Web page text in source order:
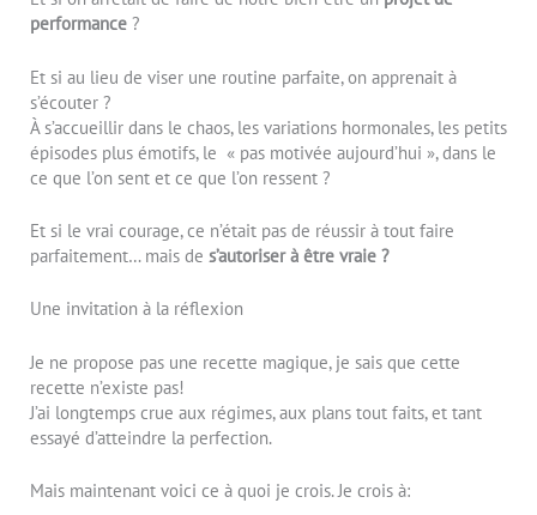
performance ?
Et si au lieu de viser une routine parfaite, on apprenait à
s’écouter ?
À s’accueillir dans le chaos, les variations hormonales, les petits
épisodes plus émotifs, le « pas motivée aujourd’hui », dans le
ce que l’on sent et ce que l’on ressent ?
Et si le vrai courage, ce n’était pas de réussir à tout faire
parfaitement… mais de s’autoriser à être vraie ?
Une invitation à la réflexion
Je ne propose pas une recette magique, je sais que cette
recette n’existe pas!
J’ai longtemps crue aux régimes, aux plans tout faits, et tant
essayé d’atteindre la perfection.
Mais maintenant voici ce à quoi je crois. Je crois à: